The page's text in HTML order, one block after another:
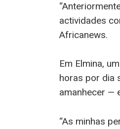
actividades
Africanews.
Em Elmina,
horas por dia
amanhecer —
“As minhas